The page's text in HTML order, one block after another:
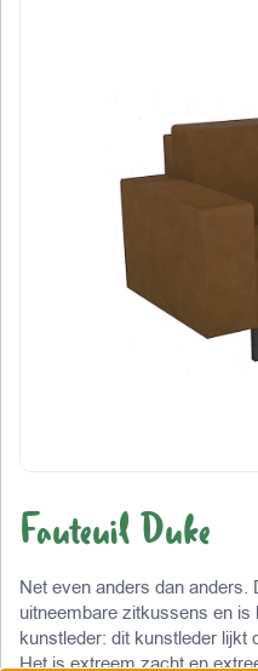
Fauteuil Duke
Net even anders dan
uitneembare zitkussens en
kunstleder: dit kunstleder lijkt
Het is extreem zacht en